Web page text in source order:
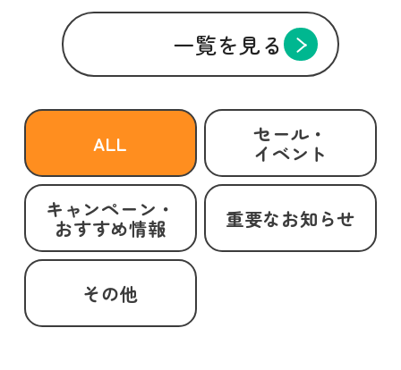
一覧を見る
ALL セール・
イベント
キャンペーン・
おすすめ情報 重要なお知らせ
その他